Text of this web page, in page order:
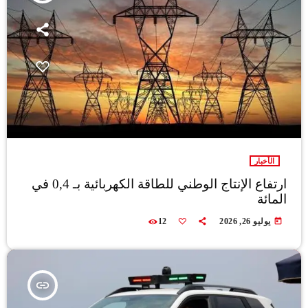
الأخبار
ارتفاع الإنتاج الوطني للطاقة الكهربائية بـ 0,4 في
المائة
today يوليو 26, 2026 12
insert_link